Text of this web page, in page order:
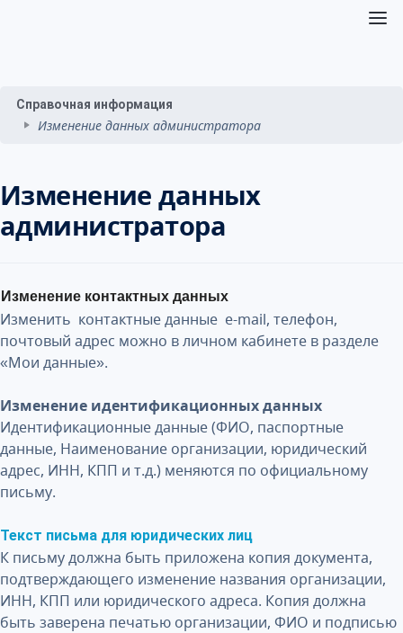
Справочная информация
Изменение данных администратора
Изменение данных
администратора
Изменение контактных данных
Изменить контактные данные e-mail, телефон,
почтовый адрес можно в личном кабинете в разделе
«Мои данные».
Изменение идентификационных данных
Идентификационные данные (ФИО, паспортные
данные, Наименование организации, юридический
адрес, ИНН, КПП и т.д.) меняются по официальному
письму.
Текст письма для юридических лиц
К письму должна быть приложена копия документа,
подтверждающего изменение названия организации,
ИНН, КПП или юридического адреса. Копия должна
быть заверена печатью организации, ФИО и подписью